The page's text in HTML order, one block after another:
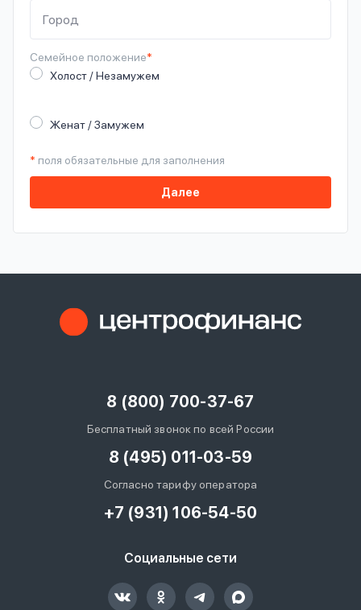
Семейное положение*
Холост / Незамужем
Женат / Замужем
* поля обязательные для заполнения
Далее
8 (800) 700-37-67
Бесплатный звонок по всей России
8 (495) 011-03-59
Согласно тарифу оператора
+7 (931) 106-54-50
Социальные сети